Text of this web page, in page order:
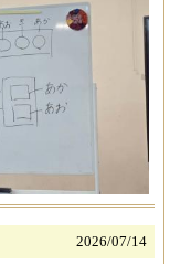
2026/07/14